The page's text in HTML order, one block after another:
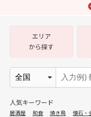
エリア
から探す
人気キーワード
居酒屋 和食 焼き鳥 懐石・